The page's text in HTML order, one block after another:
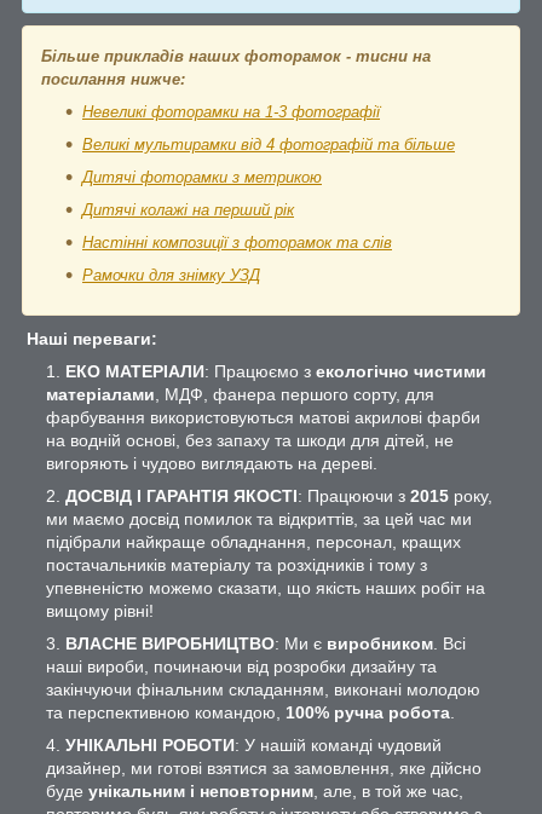
Більше прикладів наших фоторамок - тисни на
посилання нижче:
Невеликі фоторамки на 1-3 фотографії
Великі мультирамки від 4 фотографій та більше
Дитячі фоторамки з метрикою
Дитячі колажі на перший рік
Настінні композиції з фоторамок та слів
Рамочки для знімку УЗД
Наші переваги:
ЕКО МАТЕРІАЛИ: Працюємо з екологічно чистими
матеріалами , МДФ, фанера першого сорту, для
фарбування використовуються матові акрилові фарби
на водній основі, без запаху та шкоди для дітей, не
вигоряють і чудово виглядають на дереві.
ДОСВІД І ГАРАНТІЯ ЯКОСТІ: Працюючи з 2015 року,
ми маємо досвід помилок та відкриттів, за цей час ми
підібрали найкраще обладнання, персонал, кращих
постачальників матеріалу та розхідників і тому з
упевненістю можемо сказати, що якість наших робіт на
вищому рівні!
ВЛАСНЕ ВИРОБНИЦТВО: Ми є виробником . Всі
наші вироби, починаючи від розробки дизайну та
закінчуючи фінальним складанням, виконані молодою
та перспективною командою, 100% ручна робота
УНІКАЛЬНІ РОБОТИ: У нашій команді чудовий
дизайнер, ми готові взятися за замовлення, яке дійсно
буде унікальним і неповторним , але, в той же час,